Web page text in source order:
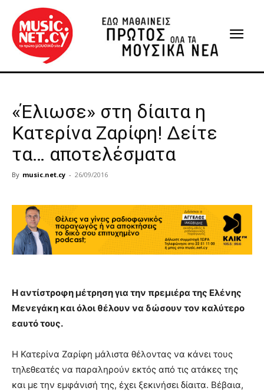
«Έλιωσε» στη δίαιτα η
Κατερίνα Ζαρίφη! Δείτε
τα… αποτελέσματα
By music.net.cy - 26/09/2016
Η αντίστροφη μέτρηση για την πρεμιέρα της Ελένης
Μενεγάκη και όλοι θέλουν να δώσουν τον καλύτερο
εαυτό τους.
Η Κατερίνα Ζαρίφη μάλιστα θέλοντας να κάνει τους
τηλεθεατές να παραληρούν εκτός από τις ατάκες της
και με την εμφάνισή της, έχει ξεκινήσει δίαιτα. Βέβαια,